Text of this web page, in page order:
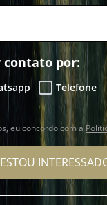
contato por:
Telefone
eu concordo com a
ESTOU